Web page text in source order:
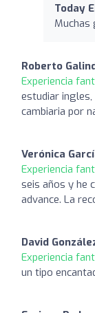
Today
Muchas
Roberto
Experiencia
estudiar
cambiaria por
Verónica
Experiencia
seis años y he
advance. La
David
Experiencia
un tipo